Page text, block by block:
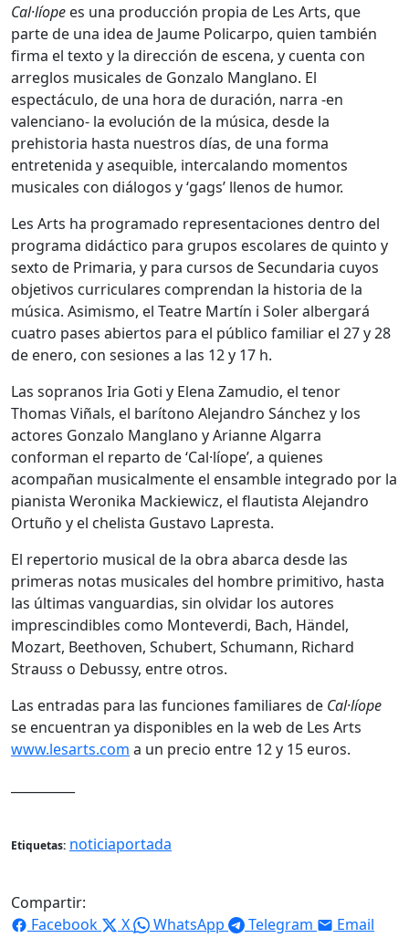
Cal·líope es una producción propia de Les Arts, que
parte de una idea de Jaume Policarpo, quien también
firma el texto y la dirección de escena, y cuenta con
arreglos musicales de Gonzalo Manglano. El
espectáculo, de una hora de duración, narra -en
valenciano- la evolución de la música, desde la
prehistoria hasta nuestros días, de una forma
entretenida y asequible, intercalando momentos
musicales con diálogos y ‘gags’ llenos de humor.
Les Arts ha programado representaciones dentro del
programa didáctico para grupos escolares de quinto y
sexto de Primaria, y para cursos de Secundaria cuyos
objetivos curriculares comprendan la historia de la
música. Asimismo, el Teatre Martín i Soler albergará
cuatro pases abiertos para el público familiar el 27 y 28
de enero, con sesiones a las 12 y 17 h.
Las sopranos Iria Goti y Elena Zamudio, el tenor
Thomas Viñals, el barítono Alejandro Sánchez y los
actores Gonzalo Manglano y Arianne Algarra
conforman el reparto de ‘Cal·líope’, a quienes
acompañan musicalmente el ensamble integrado por la
pianista Weronika Mackiewicz, el flautista Alejandro
Ortuño y el chelista Gustavo Lapresta.
El repertorio musical de la obra abarca desde las
primeras notas musicales del hombre primitivo, hasta
las últimas vanguardias, sin olvidar los autores
imprescindibles como Monteverdi, Bach, Händel,
Mozart, Beethoven, Schubert, Schumann, Richard
Strauss o Debussy, entre otros.
Las entradas para las funciones familiares de Cal·líope
se encuentran ya disponibles en la web de Les Arts
www.lesarts.com a un precio entre 12 y 15 euros.
Etiquetas: noticiaportada
Compartir:
Facebook
X WhatsApp Telegram Email